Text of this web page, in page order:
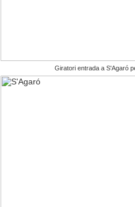
Giratori entrada a S'Agaró